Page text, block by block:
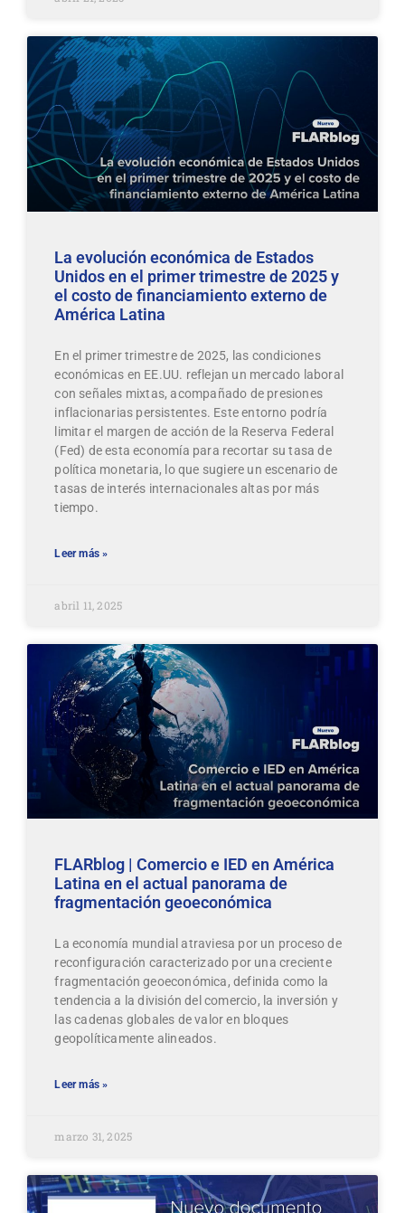
La evolución económica de Estados
Unidos en el primer trimestre de 2025 y
el costo de financiamiento externo de
América Latina
En el primer trimestre de 2025, las condiciones
económicas en EE.UU. reflejan un mercado laboral
con señales mixtas, acompañado de presiones
inflacionarias persistentes. Este entorno podría
limitar el margen de acción de la Reserva Federal
(Fed) de esta economía para recortar su tasa de
política monetaria, lo que sugiere un escenario de
tasas de interés internacionales altas por más
tiempo.
Leer más »
abril 11, 2025
FLARblog | Comercio e IED en América
Latina en el actual panorama de
fragmentación geoeconómica
La economía mundial atraviesa por un proceso de
reconfiguración caracterizado por una creciente
fragmentación geoeconómica, definida como la
tendencia a la división del comercio, la inversión y
las cadenas globales de valor en bloques
geopolíticamente alineados.
Leer más »
marzo 31, 2025